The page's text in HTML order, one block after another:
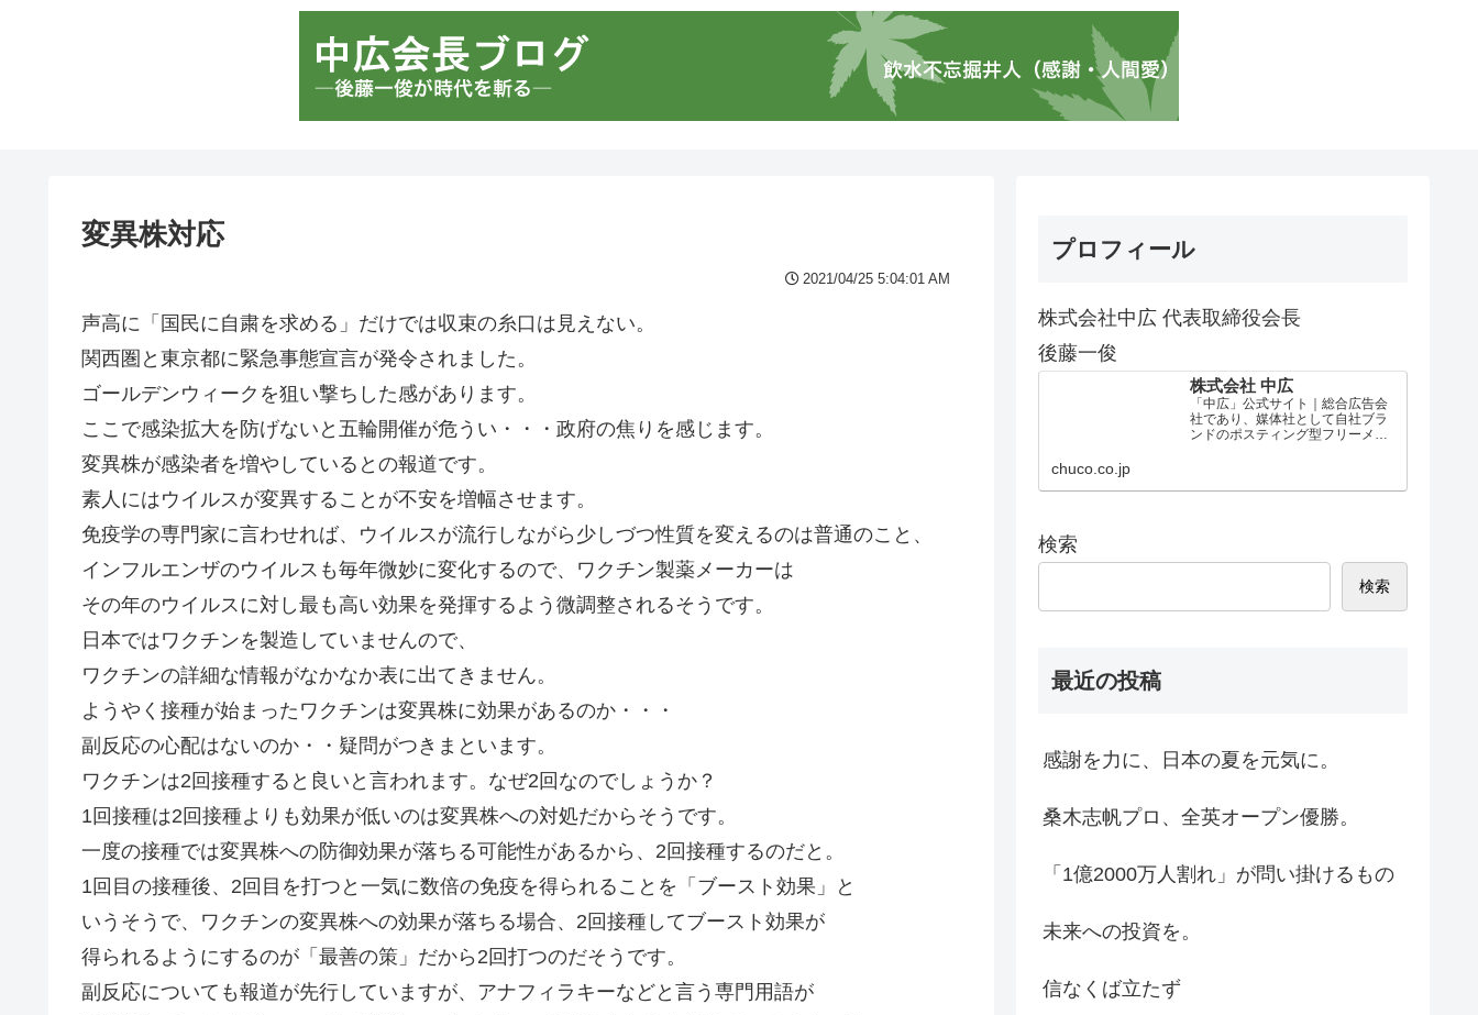
変異株対応
2021/04/25 5:04:01 AM
声高に「国民に自粛を求める」だけでは収束の糸口は見えない。
関西圏と東京都に緊急事態宣言が発令されました。
ゴールデンウィークを狙い撃ちした感があります。
ここで感染拡大を防げないと五輪開催が危うい・・・政府の焦りを感じます。
変異株が感染者を増やしているとの報道です。
素人にはウイルスが変異することが不安を増幅させます。
免疫学の専門家に言わせれば、ウイルスが流行しながら少しづつ性質を変えるのは普通のこと、
インフルエンザのウイルスも毎年微妙に変化するので、ワクチン製薬メーカーは
その年のウイルスに対し最も高い効果を発揮するよう微調整されるそうです。
日本ではワクチンを製造していませんので、
ワクチンの詳細な情報がなかなか表に出てきません。
ようやく接種が始まったワクチンは変異株に効果があるのか・・・
副反応の心配はないのか・・疑問がつきまといます。
ワクチンは2回接種すると良いと言われます。なぜ2回なのでしょうか？
1回接種は2回接種よりも効果が低いのは変異株への対処だからそうです。
一度の接種では変異株への防御効果が落ちる可能性があるから、2回接種するのだと。
1回目の接種後、2回目を打つと一気に数倍の免疫を得られることを「ブースト効果」と
いうそうで、ワクチンの変異株への効果が落ちる場合、2回接種してブースト効果が
得られるようにするのが「最善の策」だから2回打つのだそうです。
副反応についても報道が先行していますが、アナフィラキーなどと言う専門用語が
プロフィール
株式会社中広 代表取締役会長
後藤一俊
株式会社 中広
「中広」公式サイト｜総合広告会
社であり、媒体社として自社ブラ
ンドのポスティング型フリーメデ
chuco.co.jp
検索
検索
最近の投稿
感謝を力に、日本の夏を元気に。
桑木志帆プロ、全英オープン優勝。
「1億2000万人割れ」が問い掛けるもの
未来への投資を。
信なくば立たず